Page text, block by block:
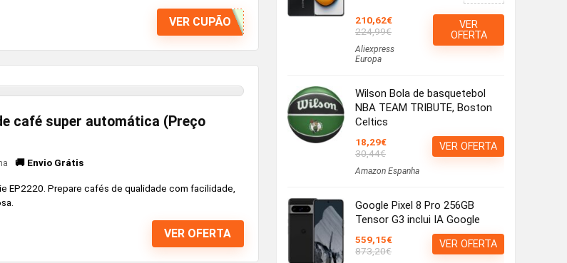
VER CUPÃO
café super automática (Preço
🚚 Envio Grátis
EP2220. Prepare cafés de qualidade com facilidade,
VER OFERTA
210,62€
224,99€
Aliexpress
Europa
VER
OFERTA
Wilson Bola de basquetebol
NBA TEAM TRIBUTE, Boston
Celtics
18,29€
30,44€
Amazon Espanha
VER OFERTA
Google Pixel 8 Pro 256GB
Tensor G3 inclui IA Google
559,15€
873,20€
VER OFERTA